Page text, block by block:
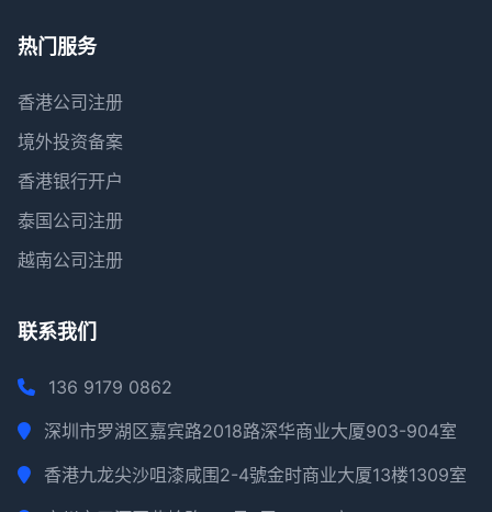
热门服务
香港公司注册
境外投资备案
香港银行开户
泰国公司注册
越南公司注册
联系我们
136 9179 0862
深圳市罗湖区嘉宾路2018路深华商业大厦903-904室
香港九龙尖沙咀漆咸围2-4號金时商业大厦13楼1309室